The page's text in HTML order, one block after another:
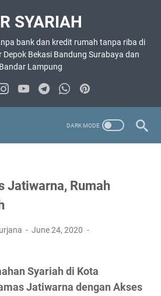
SYARIAH
bank dan kredit rumah tanpa riba di
Bekasi Bandung Surabaya dan
Bandar Lampung
Jatiwarna, Rumah
June 24, 2020
Syariah di Kota
Jatiwarna dengan Akses